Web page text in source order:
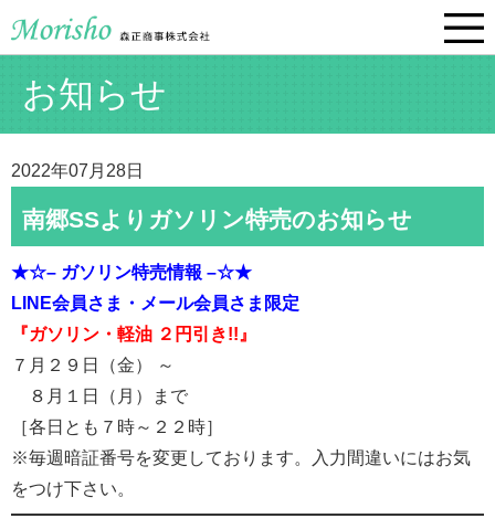
お知らせ
2022年07月28日
南郷SSよりガソリン特売のお知らせ
★☆– ガソリン特売情報 –☆★
LINE会員さま・メール会員さま限定
『ガソリン・軽油 ２円引き!!』
７月２９日（金） ～
８月１日（月）まで
［各日とも７時～２２時］
※毎週暗証番号を変更しております。入力間違いにはお気
をつけ下さい。